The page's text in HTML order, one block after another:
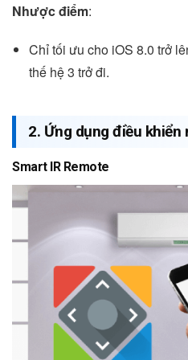
Nhược điểm:
Chỉ tối ưu cho iOS 8.0 trở
thế hệ 3 trở đi.
2. Ứng dụng điều
Smart IR Remote